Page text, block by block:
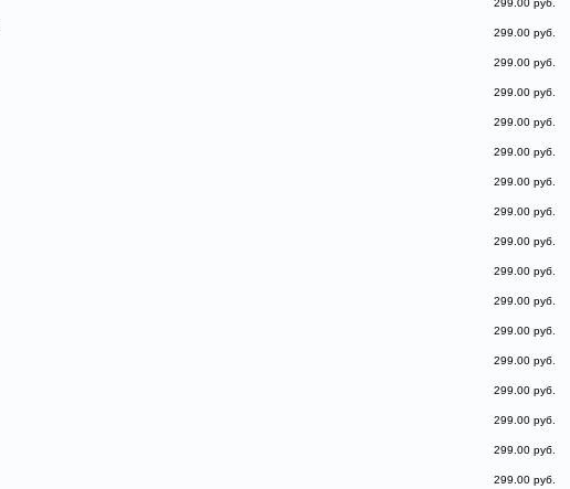
299.00 руб.
299.00 руб.
299.00 руб.
299.00 руб.
299.00 руб.
299.00 руб.
299.00 руб.
299.00 руб.
299.00 руб.
299.00 руб.
299.00 руб.
299.00 руб.
299.00 руб.
299.00 руб.
299.00 руб.
299.00 руб.
299.00 руб.